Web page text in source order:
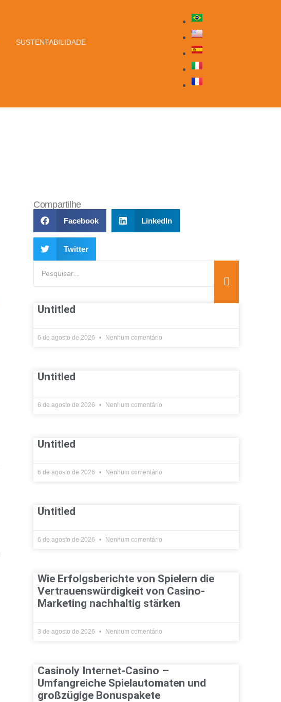
SUSTENTABILIDADE
Compartilhe
Facebook LinkedIn
Twitter
Untitled
6 de agosto de 2026 Nenhum comentário
Untitled
6 de agosto de 2026 Nenhum comentário
Untitled
6 de agosto de 2026 Nenhum comentário
Untitled
6 de agosto de 2026 Nenhum comentário
Wie Erfolgsberichte von Spielern die
Vertrauenswürdigkeit von Casino-
Marketing nachhaltig stärken
3 de agosto de 2026 Nenhum comentário
Casinoly Internet-Casino –
Umfangreiche Spielautomaten und
großzügige Bonuspakete